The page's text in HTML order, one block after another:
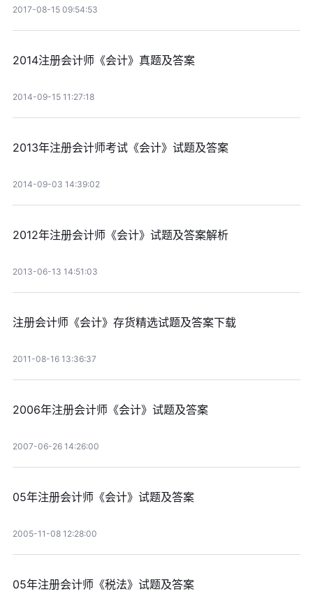
2017-08-15 09:54:53
2014注册会计师《会计》真题及答案
2014-09-15 11:27:18
2013年注册会计师考试《会计》试题及答案
2014-09-03 14:39:02
2012年注册会计师《会计》试题及答案解析
2013-06-13 14:51:03
注册会计师《会计》存货精选试题及答案下载
2011-08-16 13:36:37
2006年注册会计师《会计》试题及答案
2007-06-26 14:26:00
05年注册会计师《会计》试题及答案
2005-11-08 12:28:00
05年注册会计师《税法》试题及答案